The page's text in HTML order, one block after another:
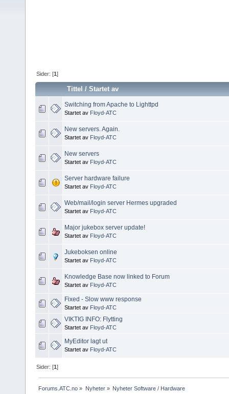
Sider: [1]
Tittel /Startet av
Switching from Apache to Lighttpd
Startet av Floyd-ATC
New servers. Again.
Startet av Floyd-ATC
New servers
Startet av Floyd-ATC
Server hardware failure
Startet av Floyd-ATC
Web/mail/login server Hermes upgraded
Startet av Floyd-ATC
Major jukebox server update!
Startet av Floyd-ATC
Jukeboksen online
Startet av Floyd-ATC
Knowledge Base now linked to Forum
Startet av Floyd-ATC
Fixed - Slow www response
Startet av Floyd-ATC
VIKTIG INFO: Flytting
Startet av Floyd-ATC
MyEditor lagt ut
Startet av Floyd-ATC
Sider: [1]
Forums.ATC.no » Nyheter» Nyheter Software / Hardware